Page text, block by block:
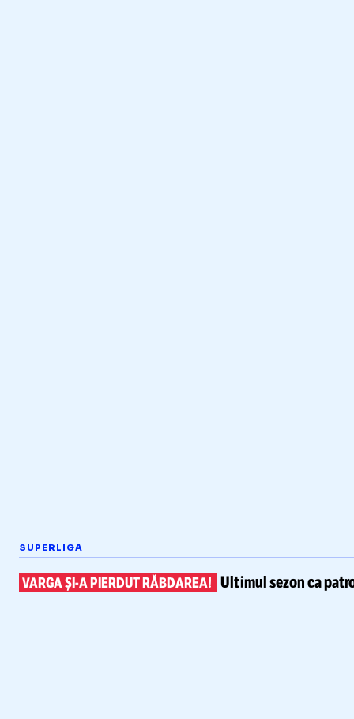
SUPERLIGA
VARGAȘI-APIERDUT RĂBDAREA! Ultimul sezon ca